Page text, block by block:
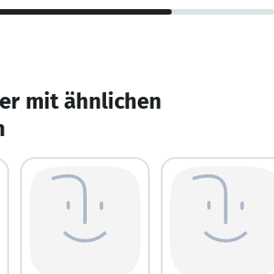
mit ähnlichen